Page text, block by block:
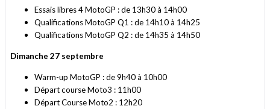
Essais libres 4 MotoGP : de 13h30 à 14h00
Qualifications MotoGP Q1 : de 14h10 à 14h25
Qualifications MotoGP Q2 : de 14h35 à 14h50
Dimanche 27 septembre
Warm-up MotoGP : de 9h40 à 10h00
Départ course Moto3 : 11h00
Départ Course Moto2 : 12h20